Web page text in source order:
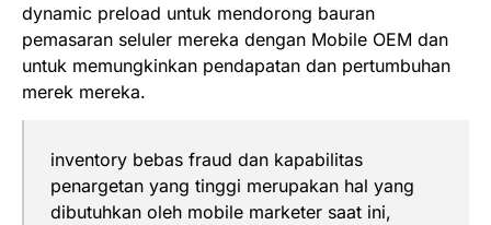
dynamic preload untuk mendorong bauran
pemasaran seluler mereka dengan Mobile OEM dan
untuk memungkinkan pendapatan dan pertumbuhan
merek mereka.
inventory bebas fraud dan kapabilitas
penargetan yang tinggi merupakan hal yang
dibutuhkan oleh mobile marketer saat ini,